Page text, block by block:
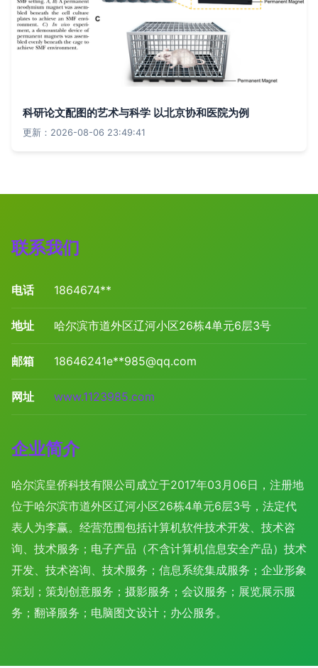
科研论文配图的艺术与科学 以北京协和医院为例
更新：2026-08-06 23:49:41
联系我们
电话 1864674**
地址 哈尔滨市道外区辽河小区26栋4单元6层3号
邮箱 18646241e**985@qq.com
网址 www.1123985.com
企业简介
哈尔滨皇侨科技有限公司成立于2017年03月06日，注册地
位于哈尔滨市道外区辽河小区26栋4单元6层3号，法定代
表人为李赢。经营范围包括计算机软件技术开发、技术咨
询、技术服务；电子产品（不含计算机信息安全产品）技术
开发、技术咨询、技术服务；信息系统集成服务；企业形象
策划；策划创意服务；摄影服务；会议服务；展览展示服
务；翻译服务；电脑图文设计；办公服务。